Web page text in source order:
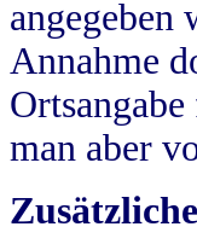
angegeben
Annahme
man aber